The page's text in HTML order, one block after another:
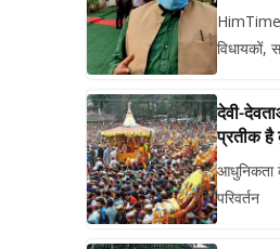
विधायकों,
देवी-
प्रतीक है
आधुनिकता
परिवर्तन